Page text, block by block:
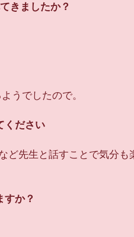
きましたか？
うでしたので。
ください
ど先生と話すことで気分も
すか？